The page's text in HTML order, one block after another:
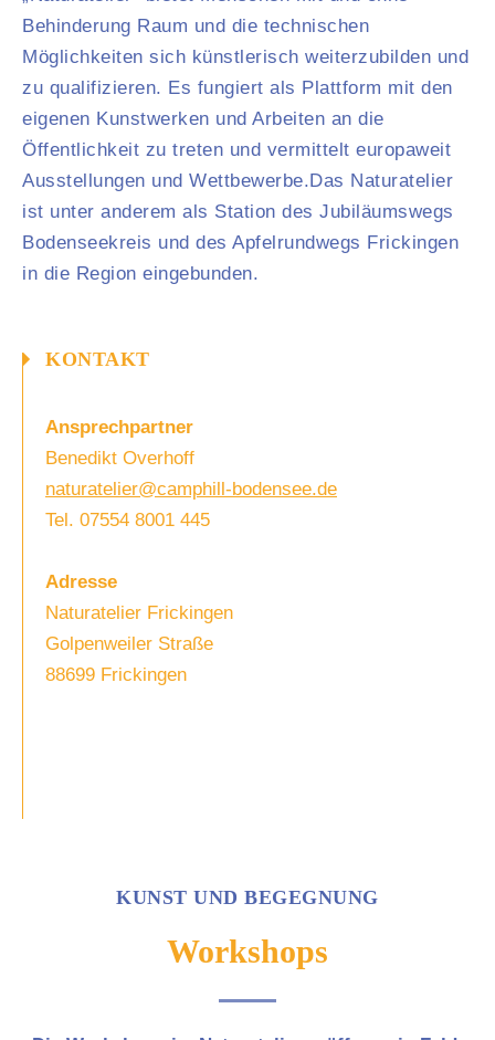
Behinderung Raum und die technischen
Möglichkeiten sich künstlerisch weiterzubilden und
zu qualifizieren. Es fungiert als Plattform mit den
eigenen Kunstwerken und Arbeiten an die
Öffentlichkeit zu treten und vermittelt europaweit
Ausstellungen und Wettbewerbe.Das Naturatelier
ist unter anderem als Station des Jubiläumswegs
Bodenseekreis und des Apfelrundwegs Frickingen
in die Region eingebunden.
KONTAKT
Ansprechpartner
Benedikt Overhoff
naturatelier@camphill-bodensee.de
Tel. 07554 8001 445
Adresse
Naturatelier Frickingen
Golpenweiler Straße
88699 Frickingen
KUNST UND BEGEGNUNG
Workshops